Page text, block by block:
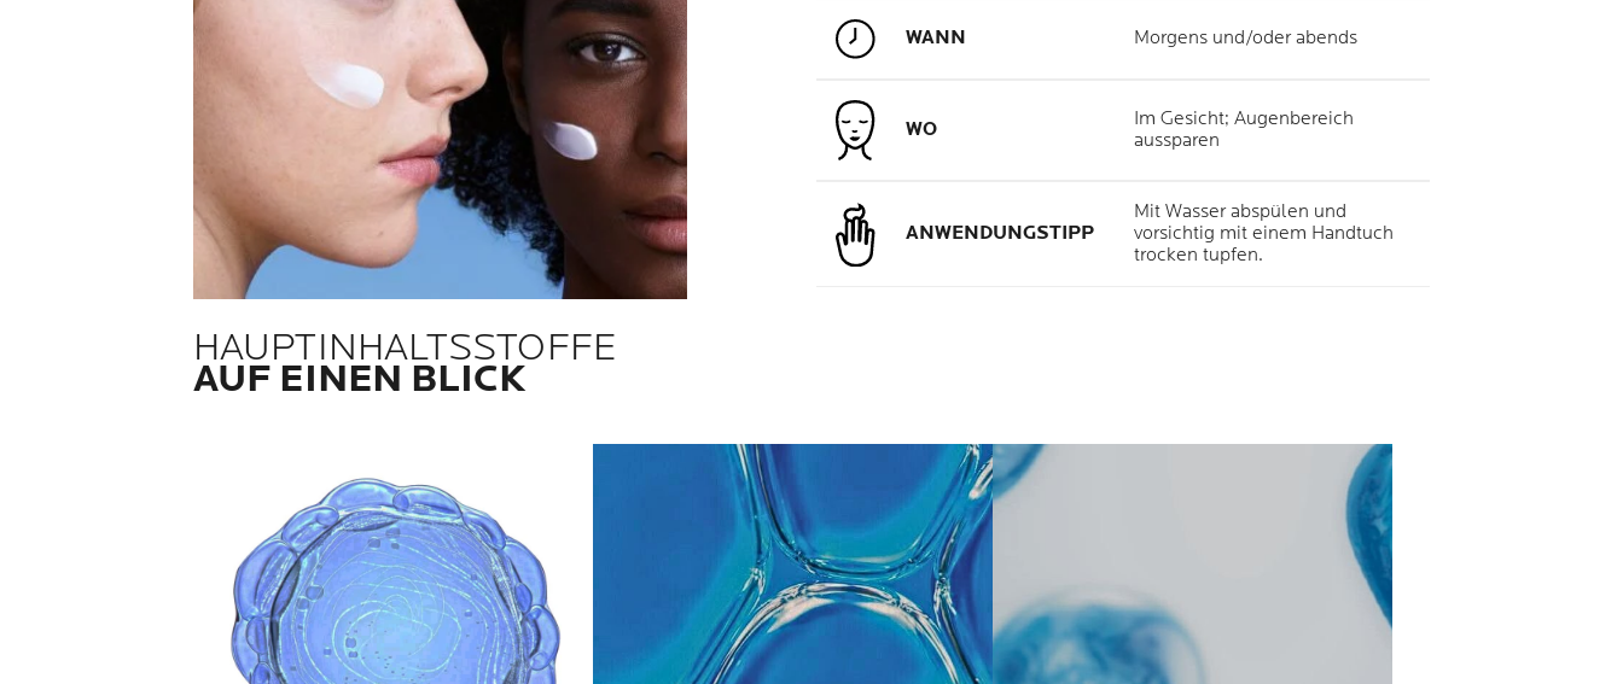
WANN Morgens und/oder abends
WO
Im Gesicht; Augenbereich
aussparen
ANWENDUNGSTIPP
Mit Wasser abspülen und
vorsichtig mit einem Handtuch
trocken tupfen.
HAUPTINHALTSSTOFFE
AUF EINEN BLICK